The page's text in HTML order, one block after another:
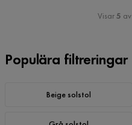
Visar5 av
Populära filtreringar
Beige solstol